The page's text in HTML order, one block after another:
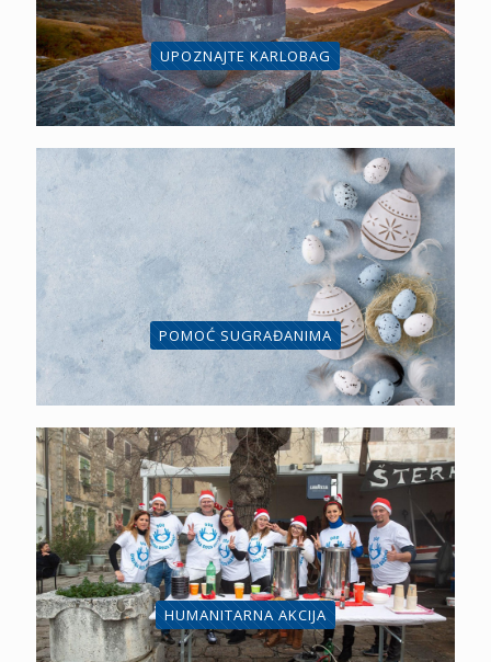
UPOZNAJTE KARLOBAG
POMOĆ SUGRAĐANIMA
HUMANITARNA AKCIJA